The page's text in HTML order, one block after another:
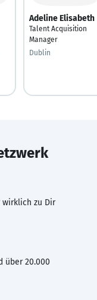
Adeline Elisabeth
Talent Acquisition
Manager
Dublin
wirklich zu Dir
über 20.000